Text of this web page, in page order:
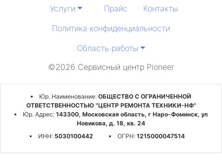
Услуги Прайс
Контакты
Политика конфиденциальности
Область работы
©2026 Сервисный центр Pioneer
Юр. Наименование: ОБЩЕСТВО С ОГРАНИЧЕННОЙ
ОТВЕТСТВЕННОСТЬЮ "ЦЕНТР РЕМОНТА ТЕХНИКИ-НФ"
Юр. Адрес: 143300, Московская область, г Наро-Фоминск, ул
Новикова, д. 18, кв. 24
ИНН:5030100442 ОГРН:1215000047514